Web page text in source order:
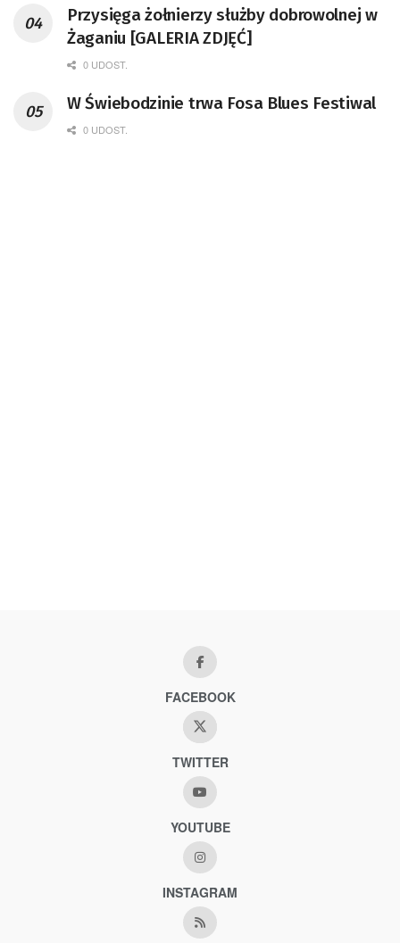
Przysięga żołnierzy służby dobrowolnej w
Żaganiu [GALERIA ZDJĘĆ]
0 UDOST.
W Świebodzinie trwa Fosa Blues Festiwal
0 UDOST.
FACEBOOK
TWITTER
YOUTUBE
INSTAGRAM